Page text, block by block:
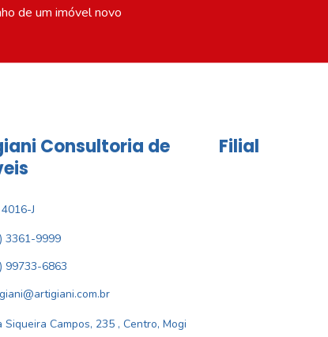
de um imóvel novo
Consultoria de
4016-J
3361-9999
99733-6863
Siqueira Campos, 235 , Centro, Mogi
Filial